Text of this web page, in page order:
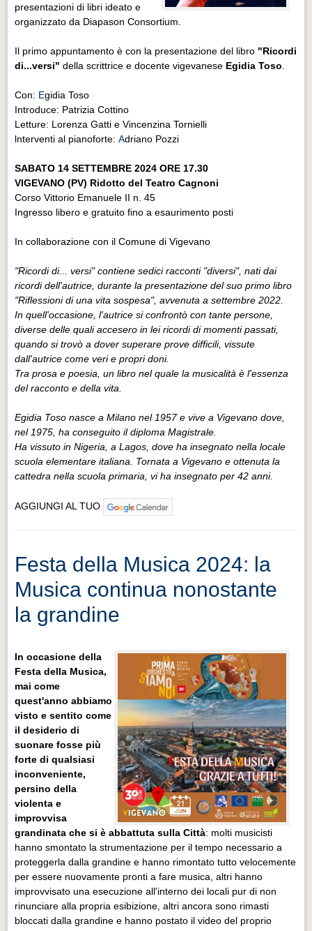
presentazioni di libri ideato e
organizzato da Diapason Consortium.
Il primo appuntamento è con la presentazione del libro "Ricordi
di...versi" della scrittrice e docente vigevanese Egidia Toso
Con: Egidia Toso
Introduce: Patrizia Cottino
Letture: Lorenza Gatti e Vincenzina Tornielli
lnterventi al pianoforte:Adriano Pozzi
SABATO 14 SETTEMBRE 2024 ORE 17.30
VIGEVANO (PV) Ridotto del Teatro Cagnoni
Corso Vittorio Emanuele II n. 45
Ingresso libero e gratuito fino a esaurimento posti
In collaborazione con il Comune di Vigevano
"Ricordi di... versi" contiene sedici racconti "diversi", nati dai
ricordi dell'autrice, durante la presentazione del suo primo libro
"Riflessioni di una vita sospesa", avvenuta a settembre 2022.
In quell'occasione, l'autrice si confrontò con tante persone,
diverse delle quali accesero in lei ricordi di momenti passati,
quando si trovò a dover superare prove difficili, vissute
dall'autrice come veri e propri doni.
Tra prosa e poesia, un libro nel quale la musicalità è l'essenza
del racconto e della vita.
Egidia Toso nasce a Milano nel 1957 e vive a Vigevano dove,
nel 1975, ha conseguito il diploma Magistrale.
Ha vissuto in Nigeria, a Lagos, dove ha insegnato nella locale
scuola elementare italiana. Tornata a Vigevano e ottenuta la
cattedra nella scuola primaria, vi ha insegnato per 42 anni.
AGGIUNGI AL TUO
Festa della Musica 2024: la
Musica continua nonostante
la grandine
In occasione della
Festa della Musica,
mai come
quest'anno abbiamo
visto e sentito come
il desiderio di
suonare fosse più
forte di qualsiasi
inconveniente,
persino della
violenta e
improvvisa
grandinata che si è abbattuta sulla Città: molti musicisti
hanno smontato la strumentazione per il tempo necessario a
proteggerla dalla grandine e hanno rimontato tutto velocemente
per essere nuovamente pronti a fare musica, altri hanno
improvvisato una esecuzione all'interno dei locali pur di non
rinunciare alla propria esibizione, altri ancora sono rimasti
bloccati dalla grandine e hanno postato il video del proprio